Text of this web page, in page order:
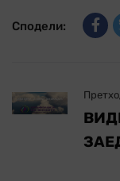
Сподели: